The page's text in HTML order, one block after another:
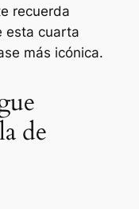
recuerda
esta cuarta
más icónica.
de